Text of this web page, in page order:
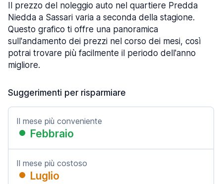
Il prezzo del noleggio auto nel quartiere Predda
Niedda a Sassari varia a seconda della stagione.
Questo grafico ti offre una panoramica
sull'andamento dei prezzi nel corso dei mesi, così
potrai trovare più facilmente il periodo dell'anno
migliore.
Suggerimenti per risparmiare
Il mese più conveniente
Febbraio
Il mese più costoso
Luglio